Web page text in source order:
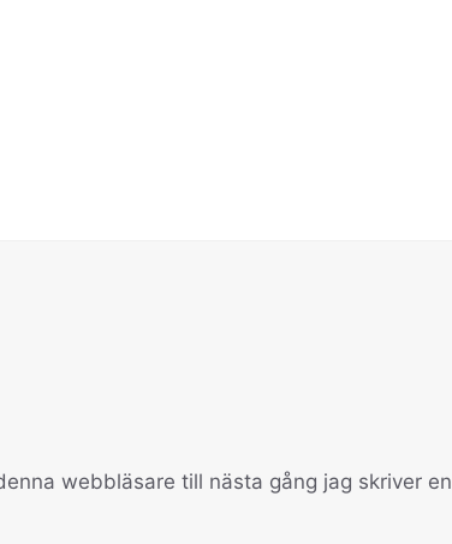
webbläsare till nästa gång jag skriver en